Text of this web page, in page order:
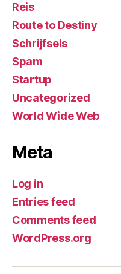
Reis
Route to Destiny
Schrijfsels
Spam
Startup
Uncategorized
World Wide Web
Meta
Log in
Entries feed
Comments feed
WordPress.org